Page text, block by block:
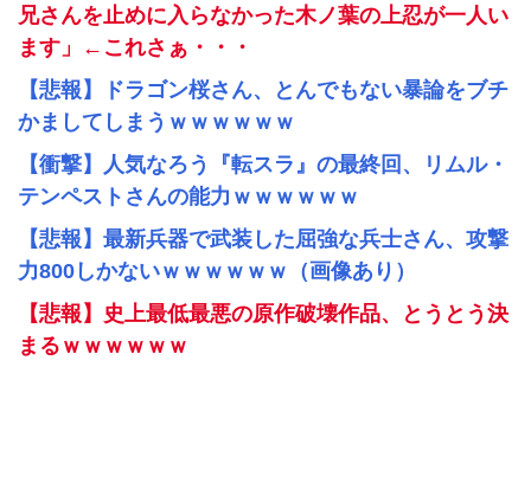
兄さんを止めに入らなかった木ノ葉の上忍が一人い
ます」←これさぁ・・・
【悲報】ドラゴン桜さん、とんでもない暴論をブチ
かましてしまうｗｗｗｗｗｗ
【衝撃】人気なろう『転スラ』の最終回、リムル・
テンペストさんの能力ｗｗｗｗｗｗ
【悲報】最新兵器で武装した屈強な兵士さん、攻撃
力800しかないｗｗｗｗｗｗ（画像あり）
【悲報】史上最低最悪の原作破壊作品、とうとう決
まるｗｗｗｗｗｗ